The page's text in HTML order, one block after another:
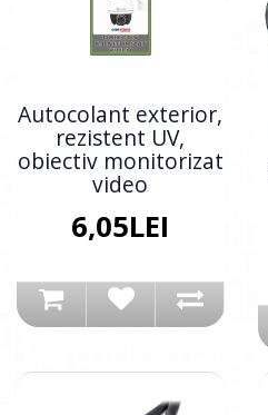
Autocolant exterior,
rezistent UV,
obiectiv monitorizat
video
6,05LEI